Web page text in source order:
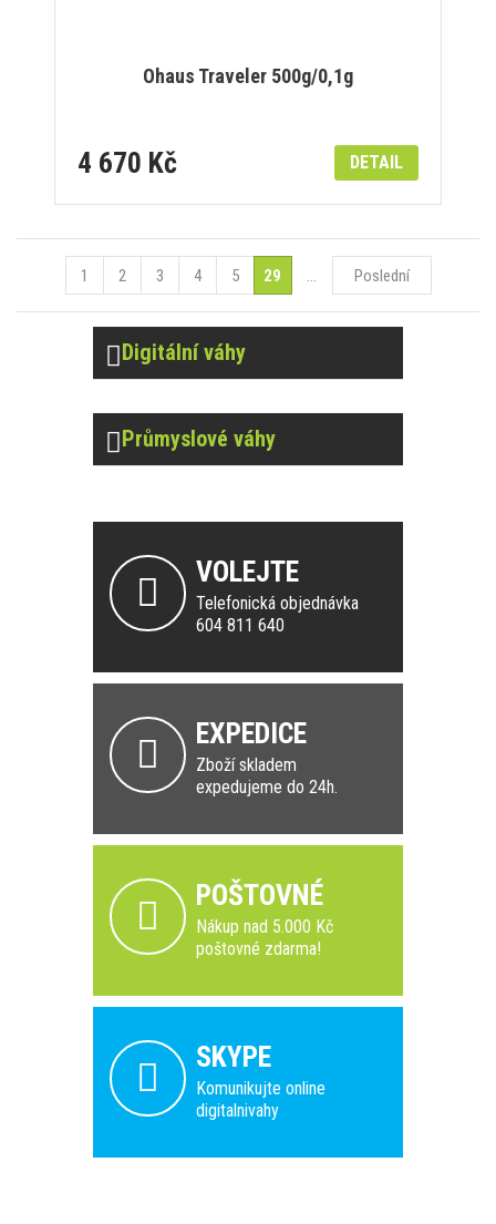
Ohaus Traveler 500g/0,1g
4 670 Kč DETAIL
1 2 3 4 5 29 ... Poslední
Digitální váhy
Průmyslové váhy
VOLEJTE
Telefonická objednávka
604 811 640
EXPEDICE
Zboží skladem
expedujeme do 24h.
POŠTOVNÉ
Nákup nad 5.000 Kč
poštovné zdarma!
SKYPE
Komunikujte online
digitalnivahy